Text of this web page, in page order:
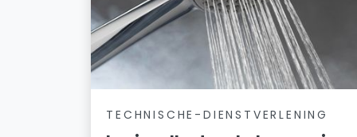
TECHNISCHE-DIENSTVERLENING